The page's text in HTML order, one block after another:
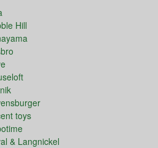
Hill
toys
& Langnickel